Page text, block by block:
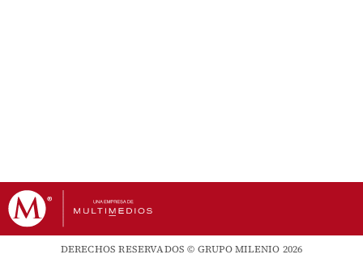
DERECHOS RESERVADOS © GRUPO MILENIO 2026